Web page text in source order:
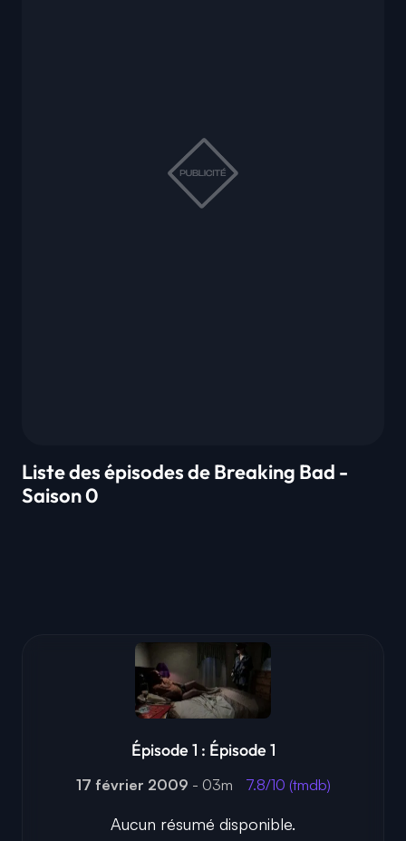
Liste des épisodes de Breaking Bad -
Saison 0
Épisode 1 : Épisode 1
17 février 2009 - 03m 7.8/10 (tmdb)
Aucun résumé disponible.